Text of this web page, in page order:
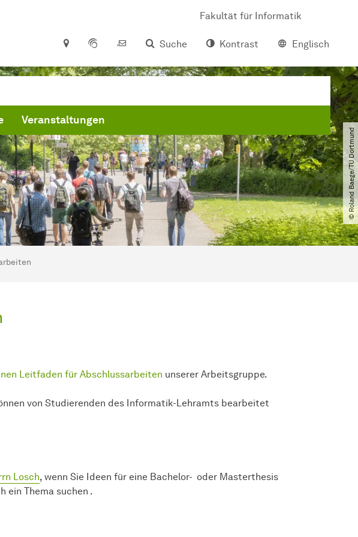
Fakultät für Informatik
Suche
Kontrast Englisch
Veranstaltungen
© Roland Baege​/​TU Dortmund
Leitfaden für Abschlussarbeiten unserer Arbeitsgruppe.
von Studierenden des Informatik-Lehramts bearbeitet
Losch, wenn Sie Ideen für eine Bachelor- oder Masterthesis
ein Thema suchen .